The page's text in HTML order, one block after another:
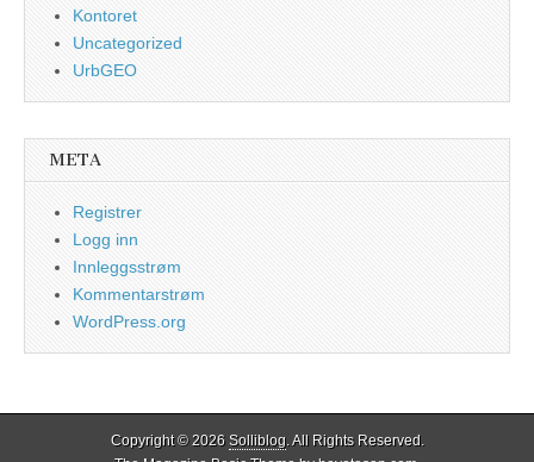
Kontoret
Uncategorized
UrbGEO
META
Registrer
Logg inn
Innleggsstrøm
Kommentarstrøm
WordPress.org
Copyright © 2026 Solliblog. All Rights Reserved.